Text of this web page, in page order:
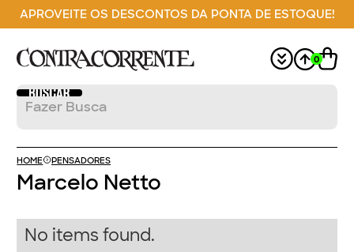
APROVEITE OS DESCONTOS DA PONTA DE ESTOQUE!
0
HOME PENSADORES
Marcelo Netto
No items found.